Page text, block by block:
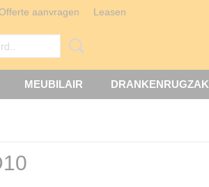
aanvragen Leasen
MEUBILAIR DRANKENRUGZAK